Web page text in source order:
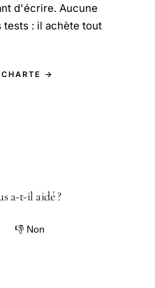
d'écrire. Aucune
tests : il achète tout
CHARTE →
a-t-il aidé ?
👎 Non